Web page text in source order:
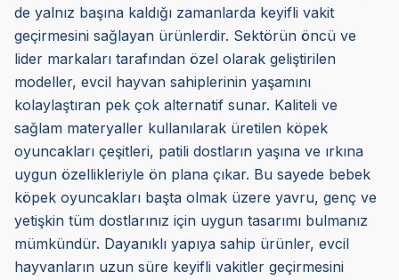
de yalnız başına kaldığı zamanlarda keyifli vakit
geçirmesini sağlayan ürünlerdir. Sektörün öncü ve
lider markaları tarafından özel olarak geliştirilen
modeller, evcil hayvan sahiplerinin yaşamını
kolaylaştıran pek çok alternatif sunar. Kaliteli ve
sağlam materyaller kullanılarak üretilen köpek
oyuncakları çeşitleri, patili dostların yaşına ve ırkına
uygun özellikleriyle ön plana çıkar. Bu sayede bebek
köpek oyuncakları başta olmak üzere yavru, genç ve
yetişkin tüm dostlarınız için uygun tasarımı bulmanız
mümkündür. Dayanıklı yapıya sahip ürünler, evcil
hayvanların uzun süre keyifli vakitler geçirmesini